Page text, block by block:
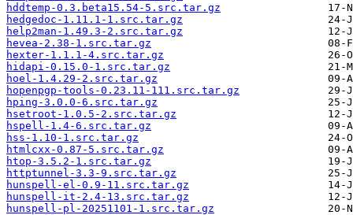
hddtemp-0.3.beta15.54-5.src.tar.gz
hedgedoc-1.11.1-1.src.tar.gz
help2man-1.49.3-2.src.tar.gz
hevea-2.38-1.src.tar.gz
hexter-1.1.1-4.src.tar.gz
hidapi-0.15.0-1.src.tar.gz
hoel-1.4.29-2.src.tar.gz
hopenpgp-tools-0.23.11-111.src.tar.gz
hping-3.0.0-6.src.tar.gz
hsetroot-1.0.5-2.src.tar.gz
hspell-1.4-6.src.tar.gz
hss-1.10-1.src.tar.gz
htmlcxx-0.87-5.src.tar.gz
htop-3.5.2-1.src.tar.gz
httptunnel-3.3-9.src.tar.gz
hunspell-el-0.9-11.src.tar.gz
hunspell-it-2.4-13.src.tar.gz
hunspell-pl-20251101-1.src.tar.gz